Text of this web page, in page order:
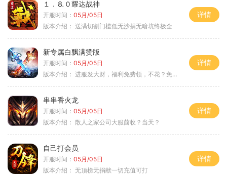
１．⒏０耀达战神
开服时间： 05月/05日
版本介绍： 送满切割门槛低无沙捐无暗坑终极全
详情
新专属白飘满赞版
开服时间： 05月/05日
版本介绍： 进服发大财，福利免费领，不花？免费通关！
详情
串串香火龙
开服时间： 05月/05日
版本介绍： 散人之家公司大服茴收？当天？
详情
自己打会员
开服时间： 05月/05日
版本介绍： 无顶榜无捐献一切充值可打
详情